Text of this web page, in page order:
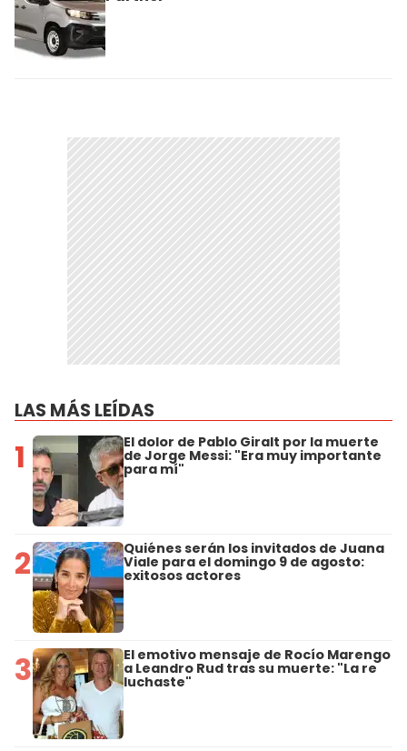
LAS MÁS LEÍDAS
1 El dolor de Pablo Giralt por la muerte
de Jorge Messi: "Era muy importante
para mí"
2 Quiénes serán los invitados de Juana
Viale para el domingo 9 de agosto:
exitosos actores
3 El emotivo mensaje de Rocío Marengo
a Leandro Rud tras su muerte: "La re
luchaste"